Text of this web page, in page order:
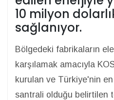
10 milyon
sağlanıyor.
Bölgedeki fabrikaların
karşılamak amacıyla
kurulan ve Türkiye'nin
santrali olduğu belirtilen